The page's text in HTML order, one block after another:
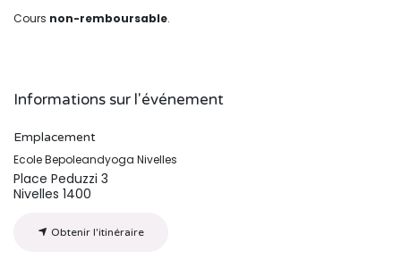
Cours non-remboursable.
Informations sur l'événement
Emplacement
Ecole Bepoleandyoga Nivelles
Place Peduzzi 3
Nivelles 1400
Obtenir l'itinéraire